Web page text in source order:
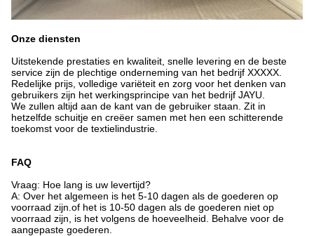
Onze diensten
Uitstekende prestaties en kwaliteit, snelle levering en de beste
service zijn de plechtige onderneming van het bedrijf XXXXX.
Redelijke prijs, volledige variëteit en zorg voor het denken van
gebruikers zijn het werkingsprincipe van het bedrijf JAYU.
We zullen altijd aan de kant van de gebruiker staan. Zit in
hetzelfde schuitje en creëer samen met hen een schitterende
toekomst voor de textielindustrie.
FAQ
Vraag: Hoe lang is uw levertijd?
A: Over het algemeen is het 5-10 dagen als de goederen op
voorraad zijn.of het is 10-50 dagen als de goederen niet op
voorraad zijn, is het volgens de hoeveelheid. Behalve voor de
aangepaste goederen.